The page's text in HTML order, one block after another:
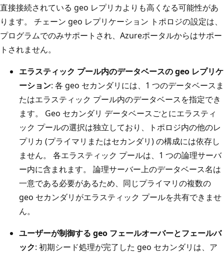
直接接続されている geo レプリカよりも高くなる可能性があ
ります。 チェーン geo レプリケーション トポロジの設定は、
プログラムでのみサポートされ、Azureポータルからはサポー
トされません。
エラスティック プール内のデータベースの geo レプリケ
ーション: 各 geo セカンダリには、1 つのデータベースま
たはエラスティック プール内のデータベースを指定でき
ます。 Geo セカンダリ データベースごとにエラスティ
ック プールの選択は独立しており、トポロジ内の他のレ
プリカ (プライマリまたはセカンダリ) の構成には依存し
ません。 各エラスティック プールは、1 つの論理サーバ
ー内に含まれます。 論理サーバー上のデータベース名は
一意である必要があるため、同じプライマリの複数の
geo セカンダリがエラスティック プールを共有できませ
ん。
ユーザーが制御する geo フェールオーバーとフェールバ
ック: 初期シード処理が完了した geo セカンダリは、ア